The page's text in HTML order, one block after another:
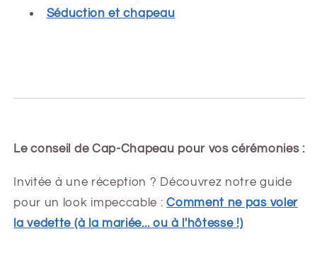
Séduction et chapeau
Le conseil de Cap-Chapeau pour vos cérémonies :
Invitée à une réception ? Découvrez notre guide
pour un look impeccable :Comment ne pas voler
la vedette (à la mariée... ou à l'hôtesse !)